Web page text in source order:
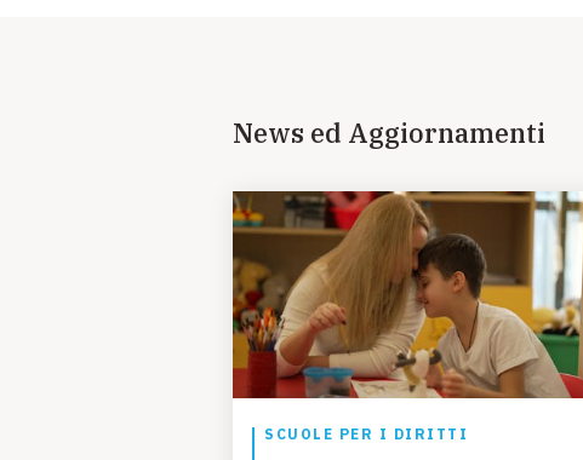
News ed Aggiornamenti
SCUOLE PER I DIRITTI